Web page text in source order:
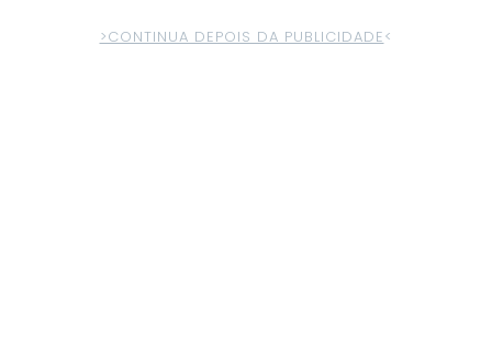
>CONTINUA DEPOIS DA PUBLICIDADE<